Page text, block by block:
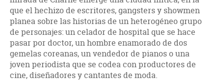
que el hechizo de escritores, gangsters y showmen
planea sobre las historias de un heterogéneo grupo
de personajes: un celador de hospital que se hace
pasar por doctor, un hombre enamorado de dos
gemelas coreanas, un vendedor de pianos o una
joven periodista que se codea con productores de
cine, diseñadores y cantantes de moda.